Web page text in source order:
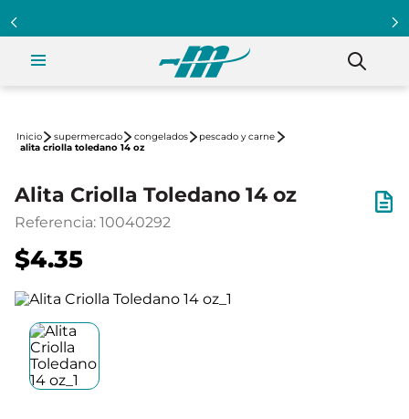
supermercado congelados
pescado y carne
alita criolla toledano 14 oz
Alita Criolla Toledano 14 oz
Referencia: 10040292
$4.35